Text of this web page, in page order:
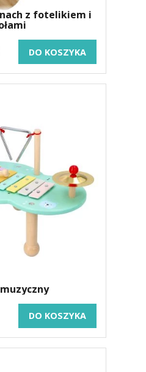
z fotelikiem i
DO KOSZYKA
DO KOSZYKA